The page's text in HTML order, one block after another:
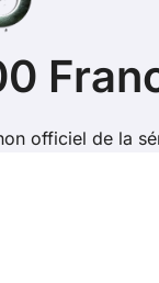
officiel de la